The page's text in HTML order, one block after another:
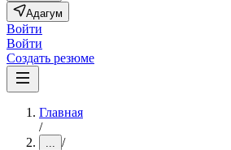
Адагум
Войти
Войти
Создать резюме
Главная
/
... /